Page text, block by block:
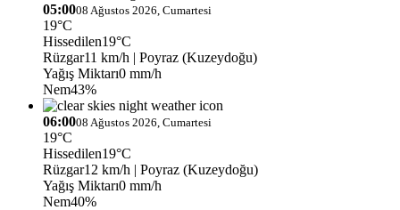
05:0008 Ağustos 2026, Cumartesi
19°C
Hissedilen19°C
Rüzgar11 km/h | Poyraz (Kuzeydoğu)
Yağış Miktarı0 mm/h
Nem43%
06:0008 Ağustos 2026, Cumartesi
19°C
Hissedilen19°C
Rüzgar12 km/h | Poyraz (Kuzeydoğu)
Yağış Miktarı0 mm/h
Nem40%